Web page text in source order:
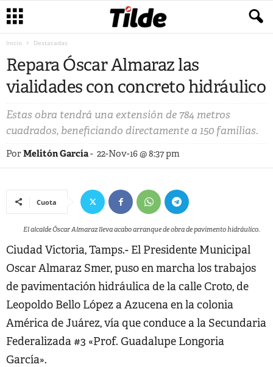
Inicio Destacadas
Repara Óscar Almaraz las
vialidades con concreto hidráulico
Estas obra tendrá una extensión de 784 metros
cuadrados, beneficiando directamente a 150 familias.
PorMelitón García- 22-Nov-16 @ 8:37 pm
Cuota
El alcalde Óscar Almaraz lleva acabo arranque de obra de pavimento hidráulico.
Ciudad Victoria, Tamps.- El Presidente Municipal
Oscar Almaraz Smer, puso en marcha los trabajos
de pavimentación hidráulica de la calle Croto, de
Leopoldo Bello López a Azucena en la colonia
América de Juárez, vía que conduce a la Secundaria
Federalizada #3 «Prof. Guadalupe Longoria
García».